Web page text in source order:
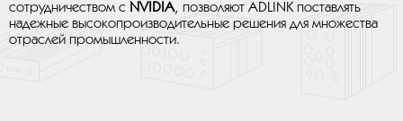
сотрудничеством с NVIDIA, позволяют ADLINK поставлять
надежные высокопроизводительные решения для множества
отраслей промышленности.